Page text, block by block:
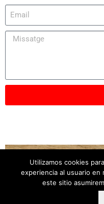
Copyright © 2025
Utilizamos cookies
experiencia al usuario en
este sitio